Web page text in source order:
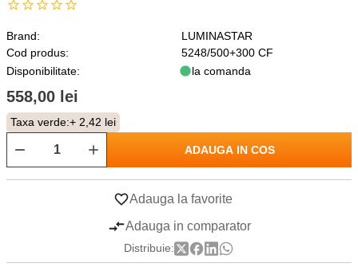
Brand:
LUMINASTAR
Cod produs:
5248/500+300 CF
Disponibilitate:
la comanda
558,00 lei
Taxa verde:+ 2,42 lei
ADAUGA IN COS
Adauga la favorite
Adauga in comparator
Distribuie: